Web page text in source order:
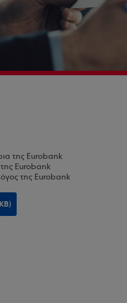
της Eurobank
της Eurobank
της Eurobank